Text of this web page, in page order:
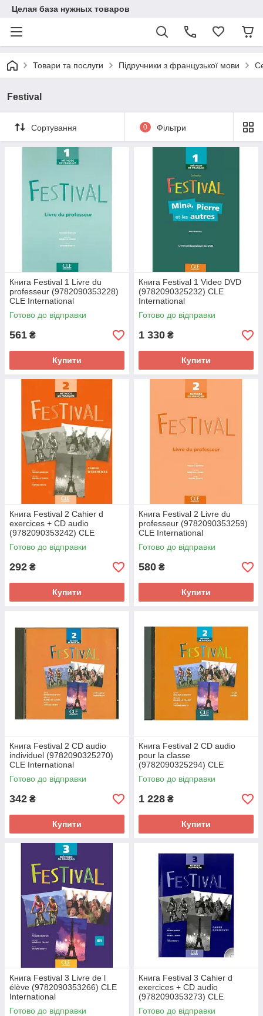
Целая база нужных товаров
Товари та послуги Підручники з французької мови
Festival
Сортування 0 Фільтри
Книга Festival 1 Livre du
professeur (9782090353228)
CLE International
Готово до відправки
561 ₴
Купити
Книга Festival 1 Video DVD
(9782090325232) CLE
International
Готово до відправки
1 330 ₴
Купити
Книга Festival 2 Cahier d
exercices + CD audio
(9782090353242) CLE
International
Готово до відправки
292 ₴
Купити
Книга Festival 2 Livre du
professeur (9782090353259)
CLE International
Готово до відправки
580 ₴
Купити
Книга Festival 2 CD audio
individuel (9782090325270)
CLE International
Готово до відправки
342 ₴
Купити
Книга Festival 2 CD audio
pour la classe
(9782090325294) CLE
International
Готово до відправки
1 228 ₴
Купити
Книга Festival 3 Livre de l
élève (9782090353266) CLE
International
Готово до відправки
Книга Festival 3 Cahier d
exercices + CD audio
(9782090353273) CLE
International
Готово до відправки